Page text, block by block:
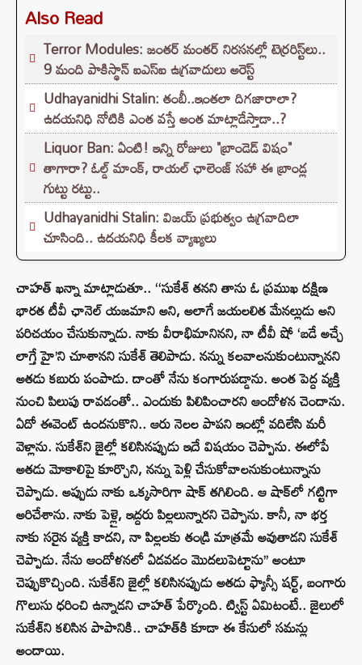
Also Read
Terror Modules: జంతర్ మంతర్ నిరసనల్లో టెర్రరిస్ట్‌లు..
9 మంది పాకిస్థాన్ ఐఎస్ఐ ఉగ్రవాదులు అరెస్ట్
Udhayanidhi Stalin: తంబీ..ఇంతలా దిగజారాలా?
ఉదయనిధి నోటికి ఎంత వస్తే అంత మాట్లాడేస్తాడా..?
Liquor Ban: ఏంటి! ఇన్ని రోజులు "బ్రాండెడ్ విషం"
తాగారా? ఓల్డ్ మాంక్, రాయల్ ఛాలెంజ్‌ సహా ఈ బ్రాండ్ల
గుట్టు రట్టు..
Udhayanidhi Stalin: విజయ్ ప్రభుత్వం ఉగ్రవాదిలా
చూసింది.. ఉదయనిధి కీలక వ్యాఖ్యలు
చాహత్ ఖన్నా మాట్లాడుతూ.. ‘‘సుకేశ్ తనని తాను ఓ ప్రముఖ దక్షిణ
భారత టీవీ ఛానెల్ యజమాని అని, అలాగే జయలలిత మేనల్లుడు అని
పరిచయం చేసుకున్నాడు. నాకు వీరాభిమానినని, నా టీవీ షో ‘బడే అచ్చే
లాగ్తే హై’ని చూశానని సుకేశ్ తెలిపాడు. నన్ను కలవాలనుకుంటున్నానని
అతడు కబురు పంపాడు. దాంతో నేను కంగారుపడ్డాను. అంత పెద్ద వ్యక్తి
నుంచి పిలుపు రావడంతో.. ఎందుకు పిలిపించారని ఆందోళన చెందాను.
ఏదో ఈవెంట్ ఉందనుకొని.. ఆరు నెలల పాపని ఇంట్లో వదిలేసి మరీ
వెళ్లాను. సుకేశ్‌ని జైల్లో కలిసినప్పుడు ఇదే విషయం చెప్పాను. ఈలోపే
అతడు మోకాలిపై కూర్చొని, నన్ను పెళ్లి చేసుకోవాలనుకుంటున్నాను
చెప్పాడు. అప్పుడు నాకు ఒక్కసారిగా షాక్ తగిలింది. ఆ షాక్‌లో గట్టిగా
అరిచేశాను. నాకు పెళ్లై, ఇద్దరు పిల్లలున్నారని చెప్పాను. కానీ, నా భర్త
నాకు సరైన వ్యక్తి కాదని, నా పిల్లలకు తండ్రి మాత్రమే అవుతాడని సుకేశ్
చెప్పాడు. నేను ఆందోళనలో ఏడవడం మొదలుపెట్టాను’’ అంటూ
చెప్పుకొచ్చింది. సుకేశ్‌ని జైల్లో కలిసినప్పుడు అతడు ఫ్యాన్సీ షర్ట్, బంగారు
గొలుసు ధరించి ఉన్నాడని చాహత్ పేర్కొంది. ట్విస్ట్ ఏమిటంటే.. జైలులో
సుకేశ్‌ని కలిసిన పాపానికి.. చాహత్‌కి కూడా ఈ కేసులో సమన్లు
అందాయి.